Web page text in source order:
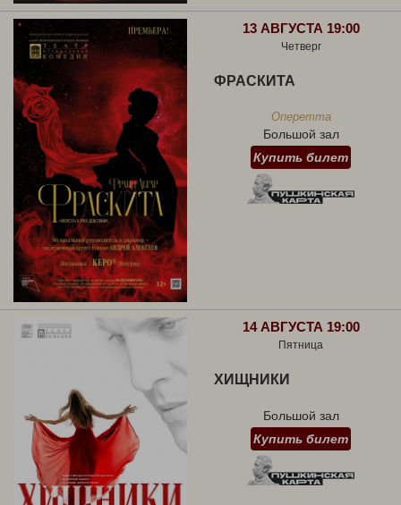
13 АВГУСТА 19:00
Четверг
ФРАСКИТА
Оперетта
Большой зал
Купить билет
14 АВГУСТА 19:00
Пятница
ХИЩНИКИ
Большой зал
Купить билет